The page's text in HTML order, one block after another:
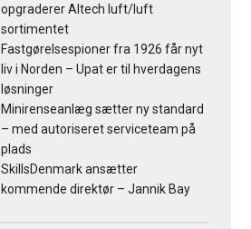
opgraderer Altech luft/luft
sortimentet
Fastgørelsespioner fra 1926 får nyt
liv i Norden – Upat er til hverdagens
løsninger
Minirenseanlæg sætter ny standard
– med autoriseret serviceteam på
plads
SkillsDenmark ansætter
kommende direktør – Jannik Bay